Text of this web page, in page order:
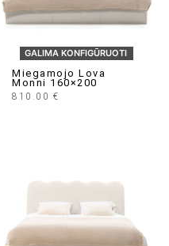
GALIMA KONFIGŪRUOTI
Miegamojo Lova
Monni 160×200
810.00 €